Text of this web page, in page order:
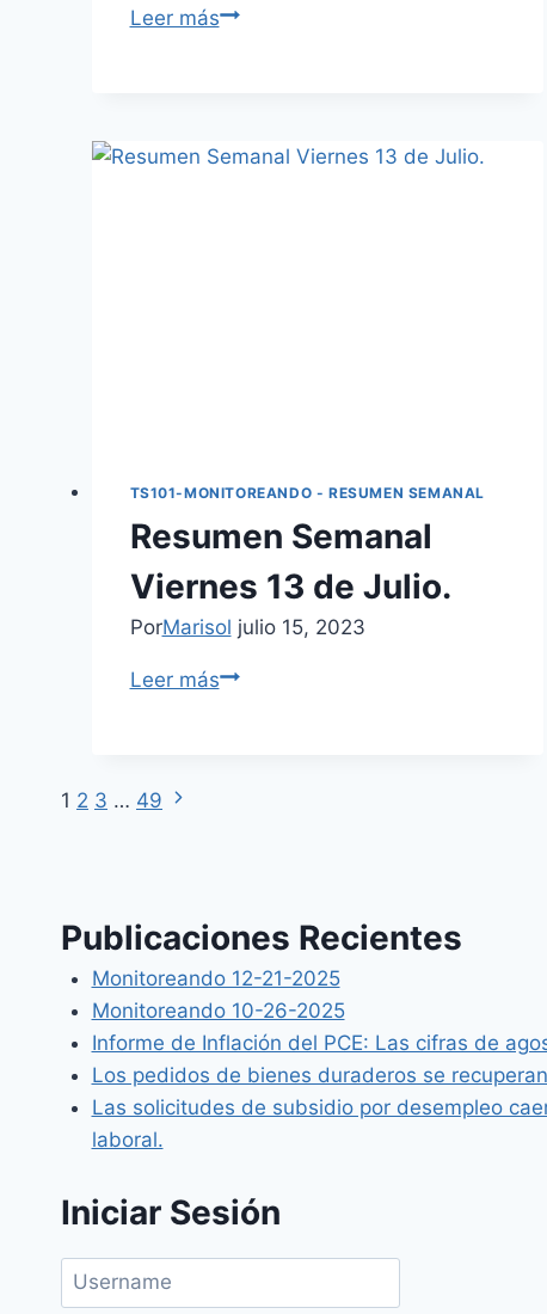
Leer más
TS101-MONITOREANDO - RESUMEN SEMANAL
Resumen Semanal
Viernes 13 de Julio.
PorMarisol julio 15, 2023
Leer más
1 2 3 … 49
Publicaciones Recientes
Monitoreando 12-21-2025
Monitoreando 10-26-2025
Informe de Inflación del PCE: Las cifras de
Los pedidos de bienes duraderos se
Las solicitudes de subsidio por desempleo
laboral.
Iniciar Sesión